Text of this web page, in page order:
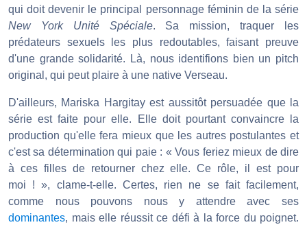
qui doit devenir le principal personnage féminin de la série
New York Unité Spéciale. Sa mission, traquer les
prédateurs sexuels les plus redoutables, faisant preuve
d'une grande solidarité. Là, nous identifions bien un pitch
original, qui peut plaire à une native Verseau.
D'ailleurs, Mariska Hargitay est aussitôt persuadée que la
série est faite pour elle. Elle doit pourtant convaincre la
production qu'elle fera mieux que les autres postulantes et
c'est sa détermination qui paie : « Vous feriez mieux de dire
à ces filles de retourner chez elle. Ce rôle, il est pour
moi ! », clame-t-elle. Certes, rien ne se fait facilement,
comme nous pouvons nous y attendre avec ses
dominantes, mais elle réussit ce défi à la force du poignet.